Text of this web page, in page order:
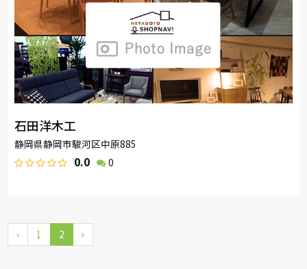
石田洋木工
静岡県静岡市駿河区中原885
0.0 0
‹ 1 2 ›